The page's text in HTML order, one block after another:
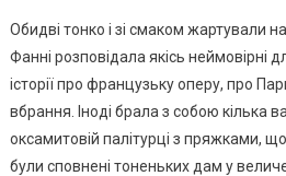
Обидві тонко і зі смаком жартували
Фанні розповідала якісь неймовірні
історії про французьку оперу, про
вбрання. Іноді брала з собою кілька
оксамитовій палітурці з пряжками,
були сповнені тоненьких дам у